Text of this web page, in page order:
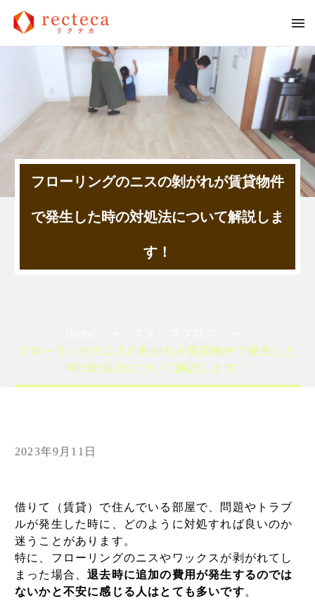
フローリングのニスの剝がれが賃貸物件
で発生した時の対処法について解説しま
す！
フローリングのニスの剝がれが賃貸物件で発生した
時の対処法について解説します！
2023年9月11日
借りて（賃貸）で住んでいる部屋で、問題やトラブ
ルが発生した時に、どのように対処すれば良いのか
迷うことがあります。
特に、フローリングのニスやワックスが剥がれてし
まった場合、退去時に追加の費用が発生するのでは
ないかと不安に感じる人はとても多いです。